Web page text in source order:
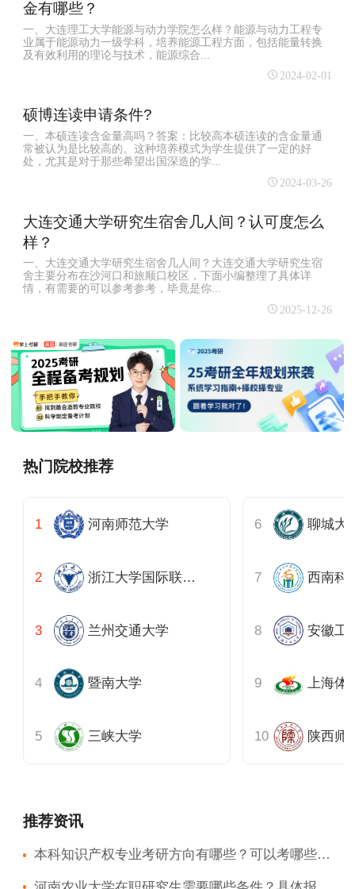
金有哪些？
一、大连理工大学能源与动力学院怎么样？能源与动力工程专
业属于能源动力一级学科，培养能源工程方面，包括能量转换
及有效利用的理论与技术，能源综合...
2024-02-01
硕博连读申请条件?
一、本硕连读含金量高吗？答案：比较高本硕连读的含金量通
常被认为是比较高的。这种培养模式为学生提供了一定的好
处，尤其是对于那些希望出国深造的学...
2024-03-26
大连交通大学研究生宿舍几人间？认可度怎么
样？
一、大连交通大学研究生宿舍几人间？大连交通大学研究生宿
舍主要分布在沙河口和旅顺口校区，下面小编整理了具体详
情，有需要的可以参考参考，毕竟是你...
2025-12-26
热门院校推荐
河南师范大学
浙江大学国际联合商学院
兰州交通大学
暨南大学
三峡大学
聊城大
西南科
安徽工
上海体
陕西师
推荐资讯
本科知识产权专业考研方向有哪些？可以考哪些专业？